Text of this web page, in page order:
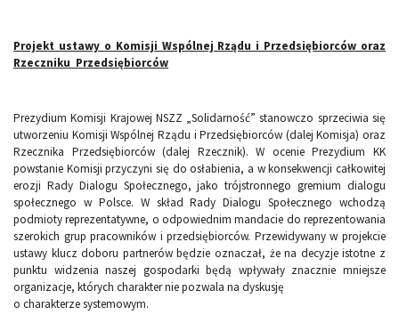
Projekt ustawy o Komisji Wspólnej Rządu i Przedsiębiorców oraz
Rzeczniku Przedsiębiorców
Prezydium Komisji Krajowej NSZZ „Solidarność” stanowczo sprzeciwia się
utworzeniu Komisji Wspólnej Rządu i Przedsiębiorców (dalej Komisja) oraz
Rzecznika Przedsiębiorców (dalej Rzecznik). W ocenie Prezydium KK
powstanie Komisji przyczyni się do osłabienia, a w konsekwencji całkowitej
erozji Rady Dialogu Społecznego, jako trójstronnego gremium dialogu
społecznego w Polsce. W skład Rady Dialogu Społecznego wchodzą
podmioty reprezentatywne, o odpowiednim mandacie do reprezentowania
szerokich grup pracowników i przedsiębiorców. Przewidywany w projekcie
ustawy klucz doboru partnerów będzie oznaczał, że na decyzje istotne z
punktu widzenia naszej gospodarki będą wpływały znacznie mniejsze
organizacje, których charakter nie pozwala na dyskusję
o charakterze systemowym.